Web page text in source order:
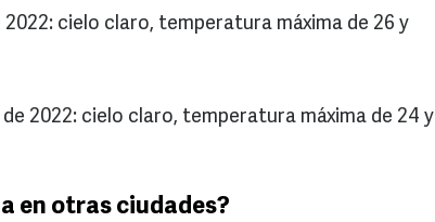
cielo claro, temperatura máxima de 26 y
2022: cielo claro, temperatura máxima de 24 y
en otras ciudades?